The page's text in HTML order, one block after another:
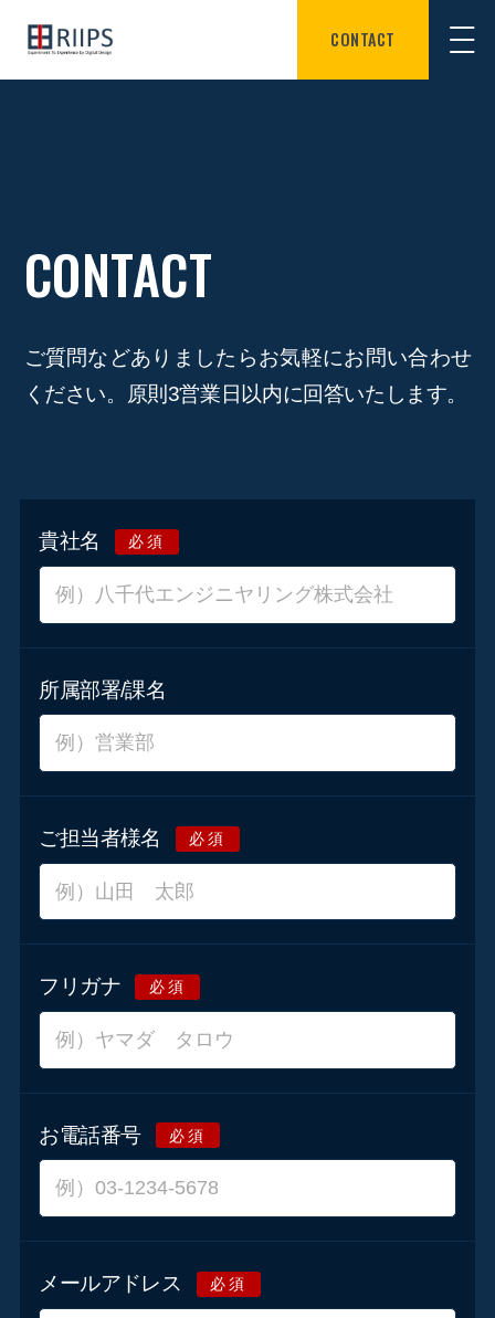
CONTACT
CONTACT
ご質問などありましたらお気軽にお問い合わせ
ください。
原則3営業日以内に回答いたします。
貴社名 必須
所属部署/課名
ご担当者様名 必須
フリガナ 必須
お電話番号 必須
メールアドレス 必須